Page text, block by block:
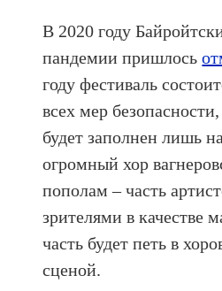
В 2020 году
пандемии пришлось
году фестиваль
всех мер
будет заполнен лишь
огромный хор
пополам – часть
зрителями в качестве
часть будет петь в
сценой.